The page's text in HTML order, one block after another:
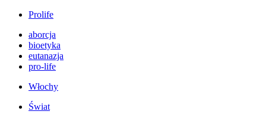
Prolife
aborcja
bioetyka
eutanazja
pro-life
Włochy
Świat